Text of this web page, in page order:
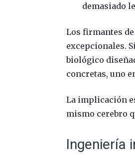
demasiado
Los firmantes de
excepcionales.
biológico
concretas, uno
La implicación
mismo cerebro
Ingeniería